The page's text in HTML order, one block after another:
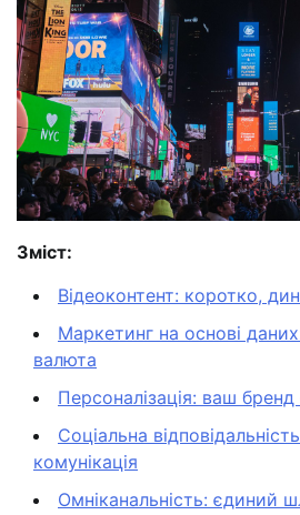
Зміст:
Відеоконтент: коротко,
Маркетинг на основі
валюта
Персоналізація: ваш
Соціальна
комунікація
Омніканальність: єдиний